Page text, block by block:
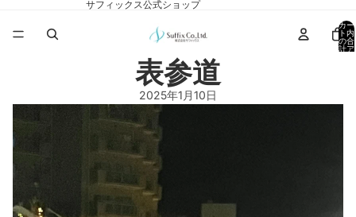
サフィックス公式ショップ
カー
ト内
の合
計ア
表参道
2025年1月10日